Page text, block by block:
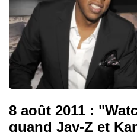
8 août 2011 :
quand Jay-Z et